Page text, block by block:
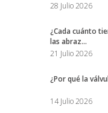
28 Julio 2026
¿Cada cuánto
las abraz...
21 Julio 2026
¿Por qué la
14 Julio 2026